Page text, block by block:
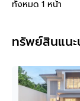
ทั้งหมด 1 หน้า
ทรัพย์สินแน